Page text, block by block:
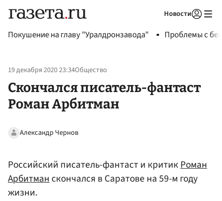
Новости
Покушение на главу "Уралдронзавода" Проблемы с
19 декабря 2020 23:34Общество
Скончался писатель-фантаст
Роман Арбитман
Александр Чернов
Российский писатель-фантаст и критикРоман
Арбитманскончался в Саратове на 59-м году
жизни.